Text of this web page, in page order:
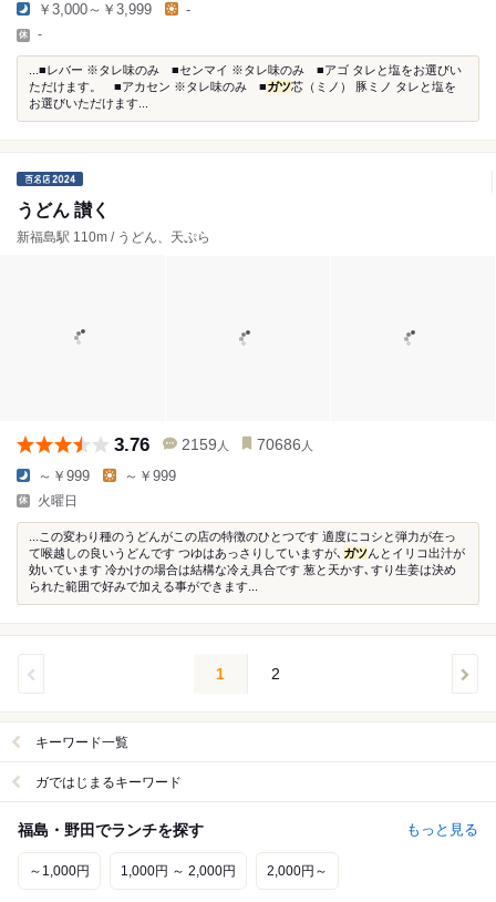
￥3,000～￥3,999 -
-
...■レバー ※タレ味のみ ■センマイ ※タレ味のみ ■アゴ タレと塩をお選びい
ただけます。 ■アカセン ※タレ味のみ ■ガツ芯（ミノ） 豚ミノ タレと塩を
お選びいただけます...
うどん 讃く
新福島駅 110m / うどん、天ぷら
3.76 2159 人 70686 人
～￥999 ～￥999
火曜日
...この変わり種のうどんがこの店の特徴のひとつです 適度にコシと弾力が在っ
て喉越しの良いうどんです つゆはあっさりしていますが､ ガツんとイリコ出汁が
効いています 冷かけの場合は結構な冷え具合です 葱と天かす､すり生姜は決め
られた範囲で好みで加える事ができます...
1 2
キーワード一覧
ガではじまるキーワード
福島・野田でランチを探す もっと見る
～1,000円 1,000円 ～ 2,000円 2,000円～